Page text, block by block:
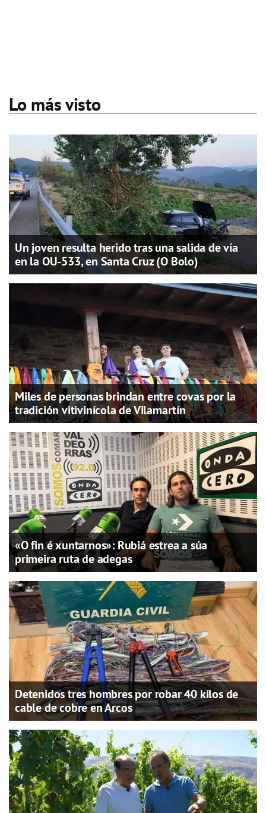
Lo más visto
Un joven resulta herido tras una salida de vía
en la OU-533, en Santa Cruz (O Bolo)
Miles de personas brindan entre covas por la
tradición vitivinícola de Vilamartín
«O fin é xuntarnos»: Rubiá estrea a súa
primeira ruta de adegas
Detenidos tres hombres por robar 40 kilos de
cable de cobre en Arcos